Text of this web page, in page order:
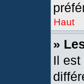
Haut
»
Il est